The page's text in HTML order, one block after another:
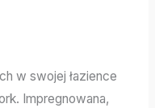
w swojej łazience
Impregnowana,